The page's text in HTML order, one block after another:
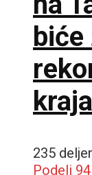
biće
235
Podeli 94